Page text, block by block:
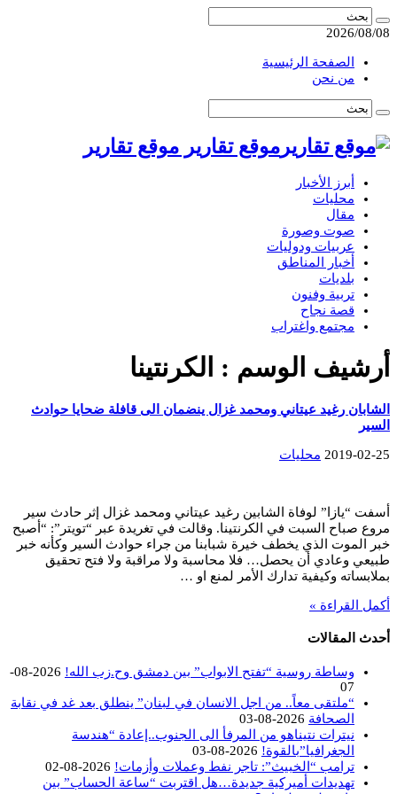
2026/08/08
الصفحة الرئيسية
من نحن
موقع تقارير موقع تقارير
أبرز الأخبار
محليات
مقال
صوت وصورة
عربيات ودوليات
أخبار المناطق
بلديات
تربية وفنون
قصة نجاح
مجتمع واغتراب
أرشيف الوسم : الكرنتينا
الشابان رغيد عيتاني ومحمد غزال ينضمان الى قافلة ضحايا حوادث
السير
2019-02-25 محليات
أسفت “يازا” لوفاة الشابين رغيد عيتاني ومحمد غزال إثر حادث سير
مروع صباح السبت في الكرنتينا. وقالت في تغريدة عبر “تويتر”: “أصبح
خبر الموت الذي يخطف خيرة شبابنا من جراء حوادث السير وكأنه خبر
طبيعي وعادي أن يحصل… فلا محاسبة ولا مراقبة ولا فتح تحقيق
بملابساته وكيفية تدارك الأمر لمنع او …
أكمل القراءة »
أحدث المقالات
وساطة روسية “تفتح الابواب” بين دمشق وح.زب الله!
2026-08-
07
“ملتقى معاً.. من اجل الانسان في لبنان” ينطلق بعد غد في نقابة
الصحافة 2026-08-03
نيترات نتيناهو من المرفأ الى الجنوب..إعادة “هندسة
الجغرافيا”بالقوة! 2026-08-03
ترامب “الخبيث”: تاجر نفط وعملات وأزمات! 2026-08-02
تهديدات أميركية جديدة…هل اقتربت “ساعة الحساب” بين